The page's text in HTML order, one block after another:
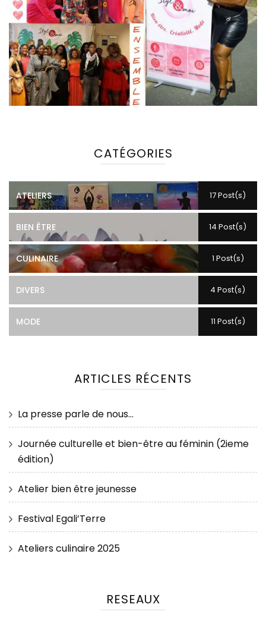
CATÉGORIES
ATELIERS 17 Post(s)
BIEN ÊTRE 14 Post(s)
CULINAIRE 1 Post(s)
DIVERS 4 Post(s)
MODE 11 Post(s)
ARTICLES RÉCENTS
La presse parle de nous…
Journée culturelle et bien-être au féminin (2ieme
édition)
Atelier bien être jeunesse
Festival Egali’Terre
Ateliers culinaire 2025
RESEAUX